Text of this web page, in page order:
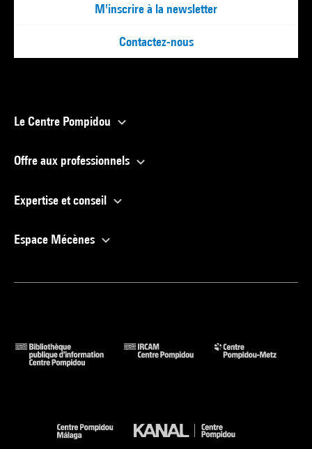
M'inscrire à la newsletter
Contactez-nous
Le Centre Pompidou
Offre aux professionnels
Expertise et conseil
Espace Mécènes